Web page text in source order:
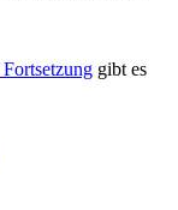
Fortsetzung gibt es